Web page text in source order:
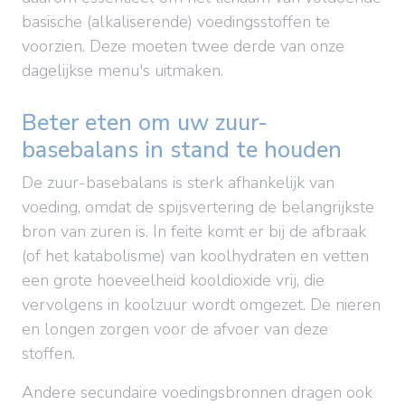
basische (alkaliserende) voedingsstoffen te
voorzien. Deze moeten twee derde van onze
dagelijkse menu's uitmaken.
Beter eten om uw zuur-
basebalans in stand te houden
De zuur-basebalans is sterk afhankelijk van
voeding, omdat de spijsvertering de belangrijkste
bron van zuren is. In feite komt er bij de afbraak
(of het katabolisme) van koolhydraten en vetten
een grote hoeveelheid kooldioxide vrij, die
vervolgens in koolzuur wordt omgezet. De nieren
en longen zorgen voor de afvoer van deze
stoffen.
Andere secundaire voedingsbronnen dragen ook